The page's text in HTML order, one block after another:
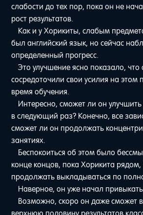
слабости до тех пор, пока он не
рост результатов.
Как и у Хорикиты, слабым
был английский язык, но сейчас
определенный прогресс.
Это улучшение ясно показало, что
сосредоточили свои усилия на этом
время обучения.
Интересно, сможет ли он улучшить
в следующий раз? Конечно, все
сможет ли он продолжать
занятиях.
Беспокоиться об этом было
конце концов, пока Хорикита рядом,
продолжать выкладываться по
Наверное, он уже начал привыкать
Возможно, скоро он даже сможет